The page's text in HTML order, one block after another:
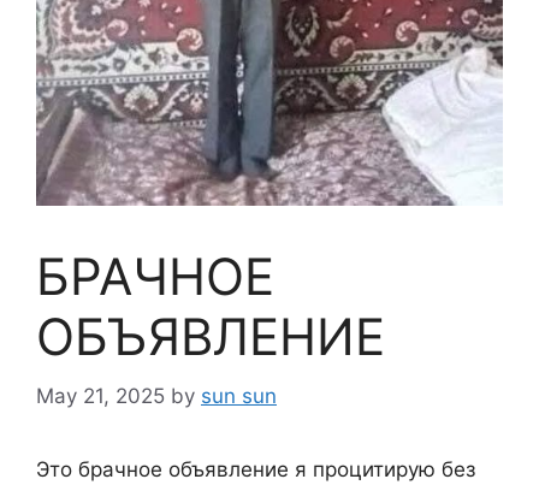
БРАЧНОЕ
ОБЪЯВЛЕНИЕ
May 21, 2025 by sun sun
Это брачное объявление я процитирую без